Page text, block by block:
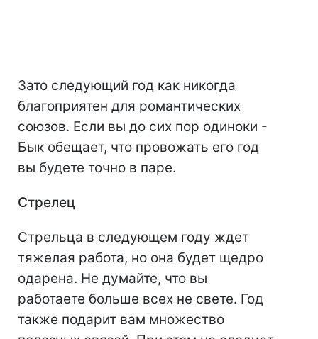
Зато следующий год как никогда
благоприятен для романтических
союзов. Если вы до сих пор одиноки -
Бык обещает, что провожать его год
вы будете точно в паре.
Стрелец
Стрельца в следующем году ждет
тяжелая работа, но она будет щедро
одарена. Не думайте, что вы
работаете больше всех не свете. Год
также подарит вам множество